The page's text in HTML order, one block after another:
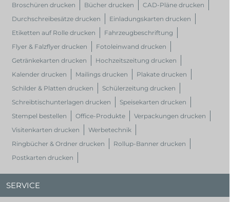
Broschüren drucken
Bücher drucken
CAD-Pläne drucken
Durchschreibesätze drucken
Einladungskarten drucken
Etiketten auf Rolle drucken
Fahrzeugbeschriftung
Flyer & Falzflyer drucken
Fotoleinwand drucken
Getränkekarten drucken
Hochzeitszeitung drucken
Kalender drucken
Mailings drucken
Plakate drucken
Schilder & Platten drucken
Schülerzeitung drucken
Schreibtischunterlagen drucken
Speisekarten drucken
Stempel bestellen
Office-Produkte
Verpackungen drucken
Visitenkarten drucken
Werbetechnik
Ringbücher & Ordner drucken
Rollup-Banner drucken
Postkarten drucken
SERVICE